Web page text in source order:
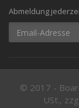
Abmeldung
Email-
Adresse
© 2017 -
USt.,